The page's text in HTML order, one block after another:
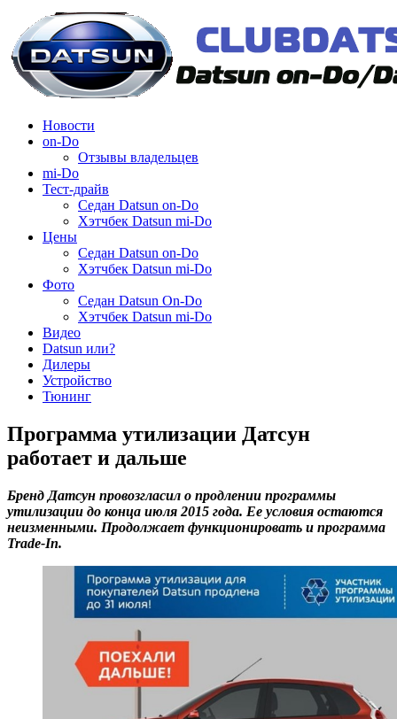
Новости
on-Do
Отзывы владельцев
mi-Do
Тест-драйв
Седан Datsun on-Do
Хэтчбек Datsun mi-Do
Цены
Седан Datsun on-Do
Хэтчбек Datsun mi-Do
Фото
Седан Datsun On-Do
Хэтчбек Datsun mi-Do
Видео
Datsun или?
Дилеры
Устройство
Тюнинг
Программа утилизации Датсун
работает и дальше
Бренд Датсун провозгласил о продлении программы
утилизации до конца июля 2015 года. Ее условия остаются
неизменными. Продолжает функционировать и программа
Trade-In.